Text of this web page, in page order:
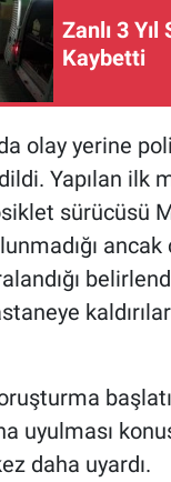
Zanlı 3 Yıl
Kaybetti
olay yerine
Yapılan ilk
sürücüsü
ancak
uyulması
daha uyardı.